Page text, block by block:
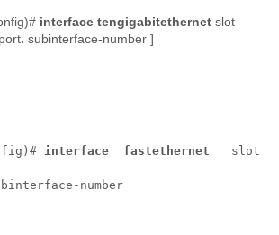
interface tengigabitethernet slot
port. subinterface-number ]
interface fastethernet
slot
number